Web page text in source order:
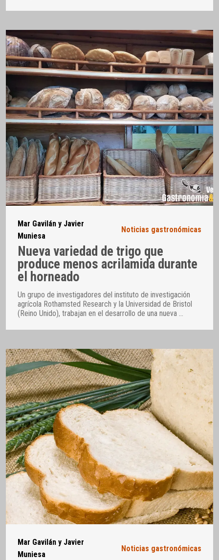
Mar Gavilán y Javier
Muniesa
Noticias gastronómicas
Nueva variedad de trigo que
produce menos acrilamida durante
el horneado
Un grupo de investigadores del instituto de investigación
agrícola Rothamsted Research y la Universidad de Bristol
(Reino Unido), trabajan en el desarrollo de una nueva …
Mar Gavilán y Javier
Muniesa
Noticias gastronómicas